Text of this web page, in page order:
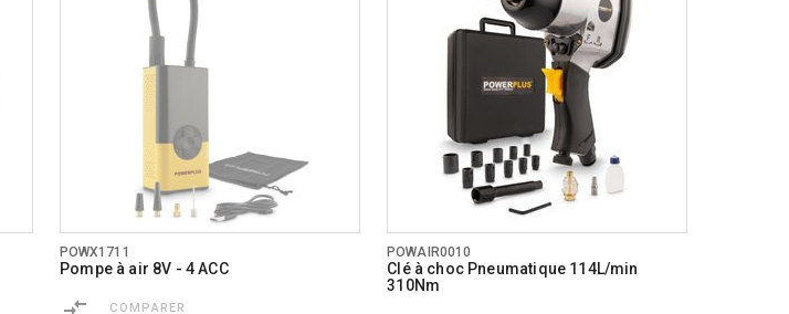
POWX1711
Pompe à air 8V - 4 ACC
COMPARER
POWAIR0010
Clé à choc Pneumatique 114L/min
310Nm